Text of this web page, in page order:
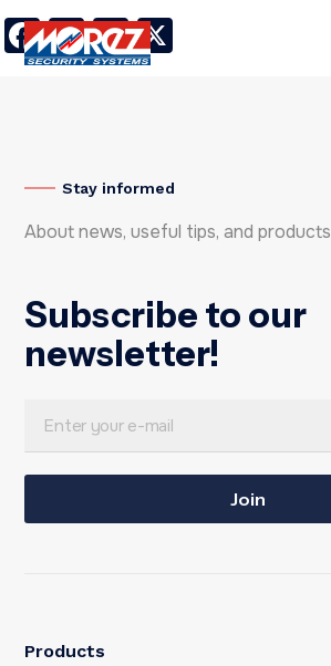
Facebook
LinkedIn
Twitter
Stay informed
About news, useful tips, and products
Subscribe to our
newsletter!
E
m
a
*
m
Join
Products